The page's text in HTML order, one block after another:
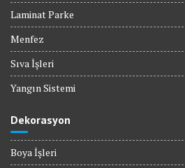
Laminat Parke
Menfez
Sıva İşleri
Yangın Sistemi
Dekorasyon
Boya İşleri